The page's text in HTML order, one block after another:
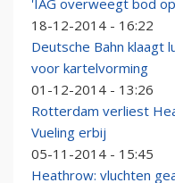
'IAG overweegt bod
18-12-2014 - 16:22
Deutsche Bahn klaagt
voor kartelvorming
01-12-2014 - 13:26
Rotterdam verliest
Vueling erbij
05-11-2014 - 15:45
Heathrow: vluchten